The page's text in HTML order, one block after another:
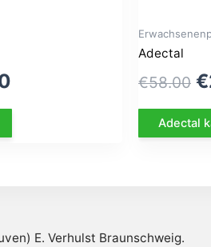
prix
Adectal
€58.00 €
Adectal
E. Verhulst Braunschweig.